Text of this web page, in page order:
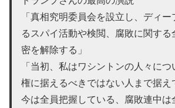
「真相究明委員会を設立し、ディ
るスパイ活動や検閲、腐敗に関す
密を解除する」
「当初、私はワシントンの人々に
権に据えるべきではない人まで据え
今は全員把握している、腐敗連中は